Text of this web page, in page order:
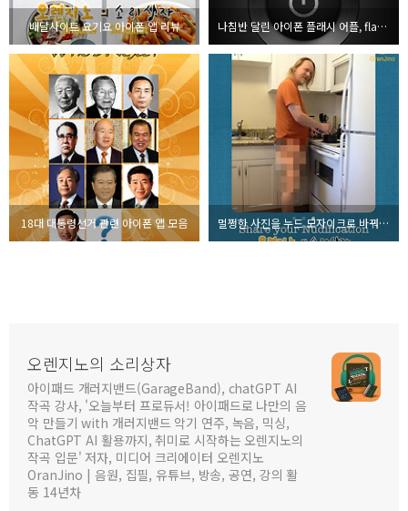
배달사이트 요기요 아이폰 앱 리뷰 나침반 달린 아이폰 플래시 어플, flashlight Ⓞ
18대 대통령선거 관련 아이폰 앱 모음 멀쩡한 사진을 누드 모자이크로 바꿔주는 신기한 아이폰 앱, Nudifier 잠시 무료 배포중
오렌지노의 소리상자
아이패드 개러지밴드(GarageBand), chatGPT AI
작곡 강사, '오늘부터 프로듀서! 아이패드로 나만의 음
악 만들기 with 개러지밴드 악기 연주, 녹음, 믹싱,
ChatGPT AI 활용까지, 취미로 시작하는 오렌지노의
작곡 입문' 저자, 미디어 크리에이터 오렌지노
OranJino | 음원, 집필, 유튜브, 방송, 공연, 강의 활
동 14년차